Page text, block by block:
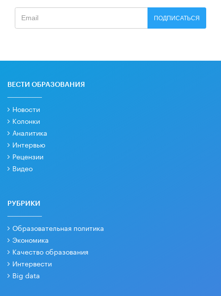
ПОДПИСАТЬСЯ
ВЕСТИ ОБРАЗОВАНИЯ
Новости
Колонки
Аналитика
Интервью
Рецензии
Видео
РУБРИКИ
Образовательная политика
Экономика
Качество образования
Интервести
Big data